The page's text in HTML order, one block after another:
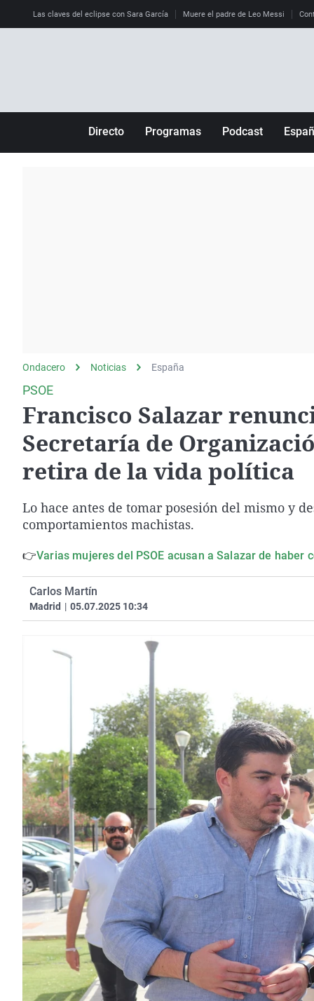
Las claves del eclipse con Sara García Muere el padre de Leo Messi
Directo Programas
Como el perro y el
Podcast
Equipo de investigación
País Vasco
Ondacero Noticias España
PSOE
Francisco Salazar
Secretaría de
retira de la vida política
Lo hace antes de tomar posesión del mismo y
comportamientos machistas.
👉Varias mujeres del PSOE acusan a Salazar de
Carlos Martín
Madrid | 05.07.2025 10:34